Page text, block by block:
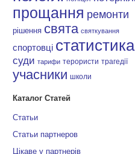
прощання ремонти
рішення свята святкування
спортовці статистика
суди тарифи терористи трагедії
учасники школи
Каталог Статей
Статьи
Статьи партнеров
Цікаве у партнерів